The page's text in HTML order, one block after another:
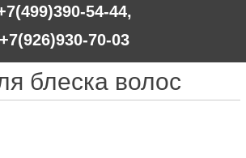
54-44,
+7(926)930-70-03
блеска волос